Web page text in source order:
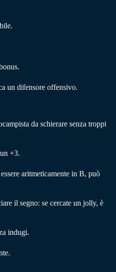
un difensore offensivo.
da schierare senza troppi
+3.
aritmeticamente in B, può
il segno: se cercate un jolly, è
indugi.